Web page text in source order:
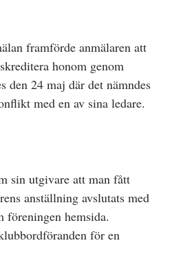
framförde anmälaren att
honom genom
den 24 maj där det nämndes
med en av sina ledare.
sin utgivare att man fått
anställning avslutats med
föreningen hemsida.
för en